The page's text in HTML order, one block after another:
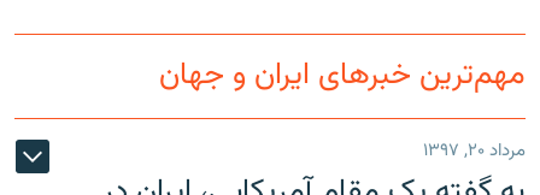
مهم‌ترین خبرهای ایران و جهان
مرداد ۲۰, ۱۳۹۷